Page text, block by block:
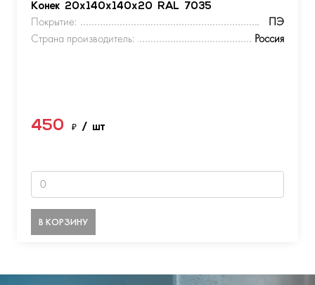
Конек 20х140х140х20 RAL 7035
Покрытие:
ПЭ
Страна производитель:
Россия
450 ₽ / шт
В КОРЗИНУ